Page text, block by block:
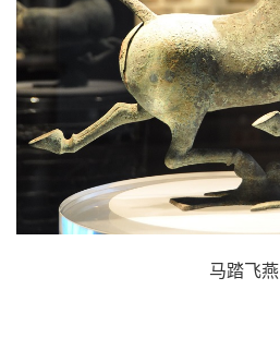
马踏飞燕